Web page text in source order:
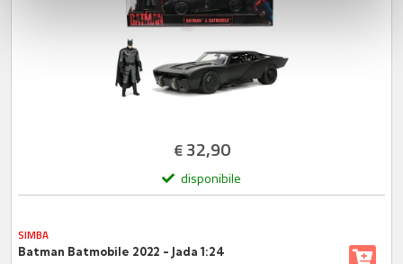
con altre informazioni che ha fornito loro o che hanno
raccolto dal suo utilizzo dei loro servizi.
€32,90
disponibile
SIMBA
Batman Batmobile 2022 - Jada 1:24